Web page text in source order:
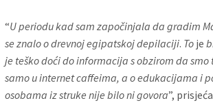
“U periodu kad sam započinjala da gradim
se znalo o drevnoj egipatskoj depilaciji. To je
je teško doći do informacija s obzirom da
samo u internet caffeima, a o edukacijama i
osobama iz struke nije bilo ni govora”,